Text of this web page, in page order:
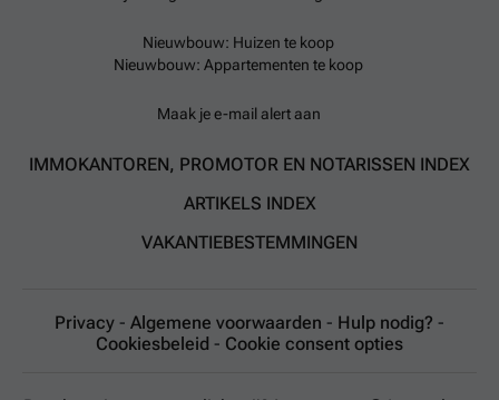
Nieuwbouw: Huizen te koop
Nieuwbouw: Appartementen te koop
Maak je e-mail alert aan
IMMOKANTOREN, PROMOTOR EN NOTARISSEN INDEX
ARTIKELS INDEX
VAKANTIEBESTEMMINGEN
Privacy - Algemene voorwaarden - Hulp nodig? -
Cookiesbeleid - Cookie consent opties